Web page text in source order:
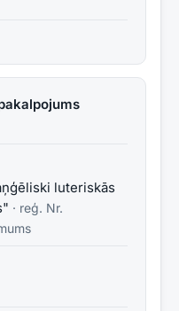
luteriskās
· reģ. Nr.